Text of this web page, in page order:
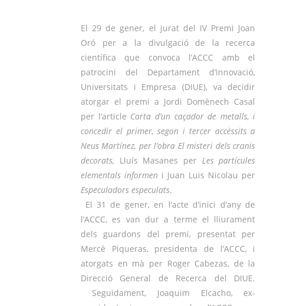
El 29 de gener, el jurat del IV Premi Joan
Oró per a la divulgació de la recerca
científica que convoca l’ACCC amb el
patrocini del Departament d’Innovació,
Universitats i Empresa (DIUE), va decidir
atorgar el premi a Jordi Domènech Casal
per l’article Carta d’un caçador de metalls, i
concedir el primer, segon i tercer accèssits a
Neus Martínez, per l’obra El misteri dels cranis
decorats, Lluís Masanes per Les partícules
elementals informen i Juan Luis Nicolau per
Especuladors especulats.
El 31 de gener, en l’acte d’inici d’any de
l’ACCC, es van dur a terme el lliurament
dels guardons del premi, presentat per
Mercè Piqueras, presidenta de l’ACCC, i
atorgats en mà per Roger Cabezas, de la
Direcció General de Recerca del DIUE.
Seguidament, Joaquim Elcacho, ex-